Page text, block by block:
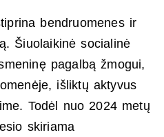
bendruomenes ir
Šiuolaikinė socialinė
pagalbą žmogui,
išliktų aktyvus
Todėl nuo 2024 metų
skiriama